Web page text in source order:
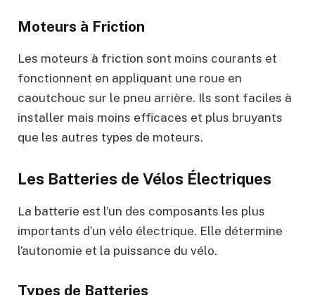
Moteurs à Friction
Les moteurs à friction sont moins courants et
fonctionnent en appliquant une roue en
caoutchouc sur le pneu arrière. Ils sont faciles à
installer mais moins efficaces et plus bruyants
que les autres types de moteurs.
Les Batteries de Vélos Électriques
La batterie est l’un des composants les plus
importants d’un vélo électrique. Elle détermine
l’autonomie et la puissance du vélo.
Types de Batteries